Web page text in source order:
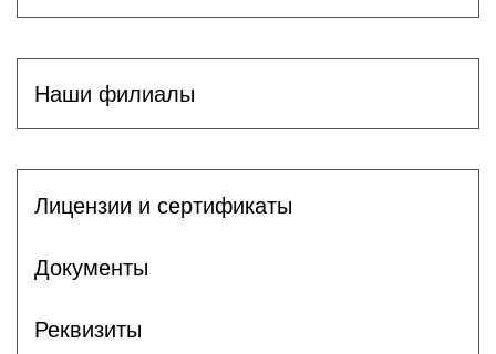
Наши филиалы
Лицензии и сертификаты
Документы
Реквизиты